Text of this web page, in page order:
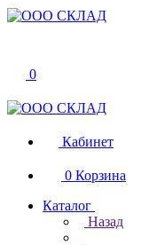
0
Кабинет
0 Корзина
Каталог
Назад